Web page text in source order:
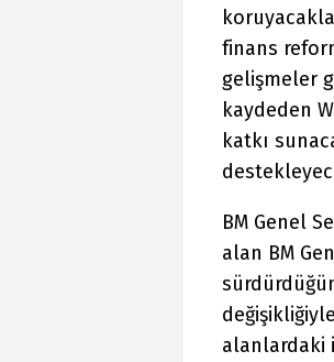
finans
gelişmeler
kaydeden
katkı
BM Genel
alan BM
alanlardaki